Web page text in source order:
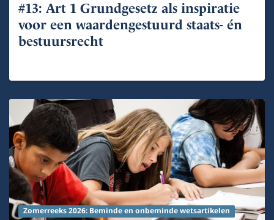
#13: Art 1 Grundgesetz als inspiratie
voor een waardengestuurd staats- én
bestuursrecht
Zomerreeks 2026: Beminde en onbeminde wetsartikelen